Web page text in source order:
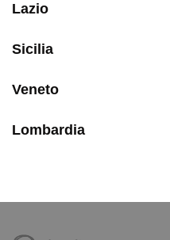
Lazio
Sicilia
Veneto
Lombardia